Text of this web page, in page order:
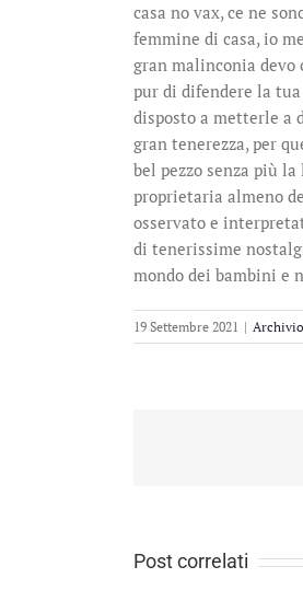
casa no vax, ce ne
femmine di casa, io
gran malinconia devo
pur di difendere la
disposto a metterle a
gran tenerezza, per
bel pezzo senza più
proprietaria almeno
osservato e
di tenerissime
mondo dei bambini e
19 Settembre 2021 |
Post correlati